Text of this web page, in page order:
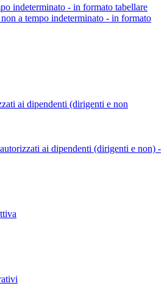
indeterminato - in formato tabellare
a tempo indeterminato - in formato
ai dipendenti (dirigenti e non
ai dipendenti (dirigenti e non) -